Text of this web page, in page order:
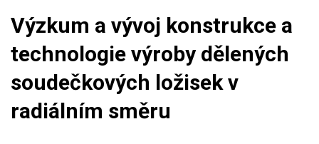
Výzkum a vývoj konstrukce a
technologie výroby dělených
soudečkových ložisek v
radiálním směru